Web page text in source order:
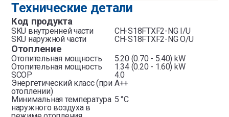
Технические детали
Код продукта
SKU внутренней части
CH-S18FTXF2-NG I/U
SKU наружной части
CH-S18FTXF2-NG O/U
Отопление
Отопительная мощность
5.20 (0.70 - 5.40) kW
Отопительная мощность
1.34 (0.20 - 1.60) kW
SCOP
4.0
Энергетический класс (при
отоплении)
A++
Минимальная температура
наружного воздуха в
5 °C